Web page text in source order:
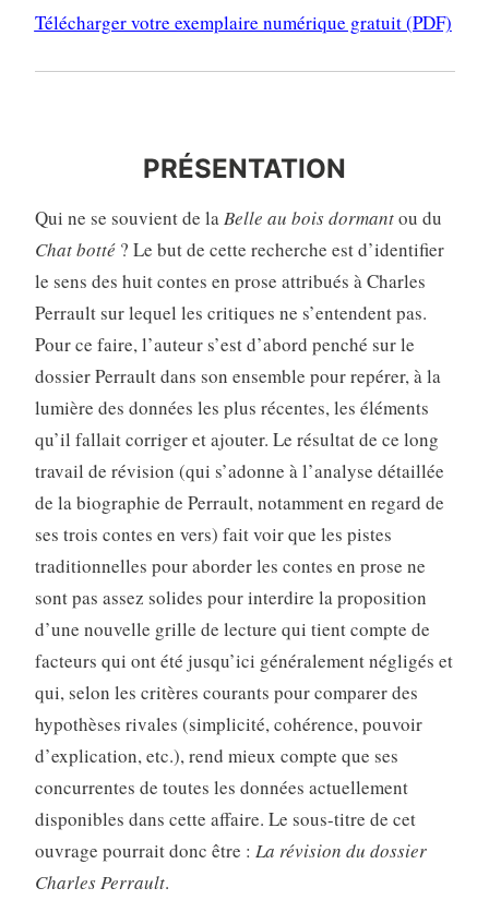
Télécharger votre exemplaire numérique gratuit (PDF)
PRÉSENTATION
Qui ne se souvient de laBelle au bois dormantou du
Chat botté? Le but de cette recherche est d’identifier
le sens des huit contes en prose attribués à Charles
Perrault sur lequel les critiques ne s’entendent pas.
Pour ce faire, l’auteur s’est d’abord penché sur le
dossier Perrault dans son ensemble pour repérer, à la
lumière des données les plus récentes, les éléments
qu’il fallait corriger et ajouter. Le résultat de ce long
travail de révision (qui s’adonne à l’analyse détaillée
de la biographie de Perrault, notamment en regard de
ses trois contes en vers) fait voir que les pistes
traditionnelles pour aborder les contes en prose ne
sont pas assez solides pour interdire la proposition
d’une nouvelle grille de lecture qui tient compte de
facteurs qui ont été jusqu’ici généralement négligés et
qui, selon les critères courants pour comparer des
hypothèses rivales (simplicité, cohérence, pouvoir
d’explication, etc.), rend mieux compte que ses
concurrentes de toutes les données actuellement
disponibles dans cette affaire. Le sous-titre de cet
ouvrage pourrait donc être : La révision du dossier
Charles Perrault.